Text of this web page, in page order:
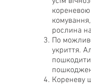
рослина
По
укриття.
Кореневу